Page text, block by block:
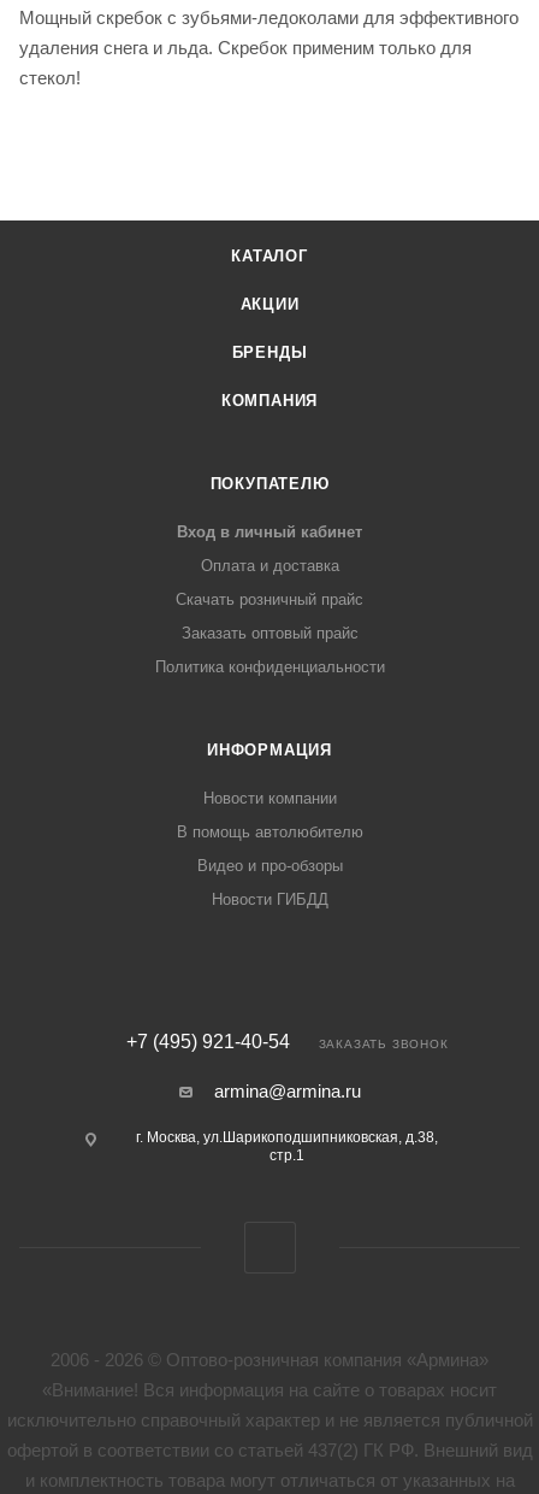
Мощный скребок с зубьями-ледоколами для эффективного
удаления снега и льда. Скребок применим только для
стекол!
КАТАЛОГ
АКЦИИ
БРЕНДЫ
КОМПАНИЯ
ПОКУПАТЕЛЮ
Вход в личный кабинет
Оплата и доставка
Скачать розничный прайс
Заказать оптовый прайс
Политика конфиденциальности
ИНФОРМАЦИЯ
Новости компании
В помощь автолюбителю
Видео и про-обзоры
Новости ГИБДД
+7 (495) 921-40-54 ЗАКАЗАТЬ ЗВОНОК
armina@armina.ru
г. Москва, ул.Шарикоподшипниковская, д.38,
стр.1
2006 - 2026 © Оптово-розничная компания «Армина»
«Внимание! Вся информация на сайте о товарах носит
исключительно справочный характер и не является публичной
офертой в соответствии со статьей 437(2) ГК РФ. Внешний вид
и комплектность товара могут отличаться от указанных на